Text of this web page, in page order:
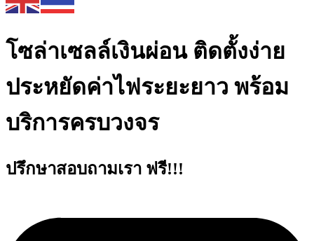
โซล่าเซลล์เงินผ่อน ติดตั้งง่าย
ประหยัดค่าไฟระยะยาว พร้อม
บริการครบวงจร
ปรึกษาสอบถามเรา ฟรี!!!